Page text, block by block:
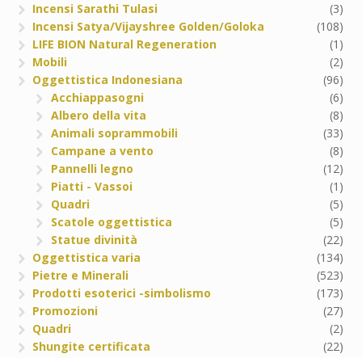
Incensi Sarathi Tulasi
(3)
Incensi Satya/Vijayshree Golden/Goloka
(108)
LIFE BION Natural Regeneration
(1)
Mobili
(2)
Oggettistica Indonesiana
(96)
Acchiappasogni
(6)
Albero della vita
(8)
Animali soprammobili
(33)
Campane a vento
(8)
Pannelli legno
(12)
Piatti - Vassoi
(1)
Quadri
(5)
Scatole oggettistica
(5)
Statue divinità
(22)
Oggettistica varia
(134)
Pietre e Minerali
(523)
Prodotti esoterici -simbolismo
(173)
Promozioni
(27)
Quadri
(2)
Shungite certificata
(22)